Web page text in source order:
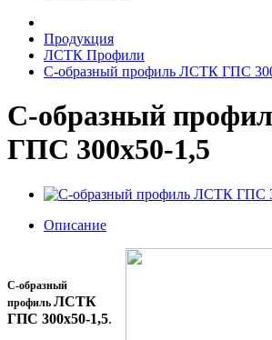
Продукция
ЛСТК Профили
С-образный профиль ЛСТК ГПС
С-образный
ГПС 300x50-1,5
Описание
С-образный
профиль ЛСТК
ГПС 300x50-1,5.